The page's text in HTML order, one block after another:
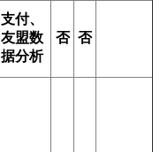
支付、
友盟数
据分析
否 否